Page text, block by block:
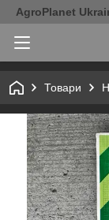
AgroPlanet
Товари